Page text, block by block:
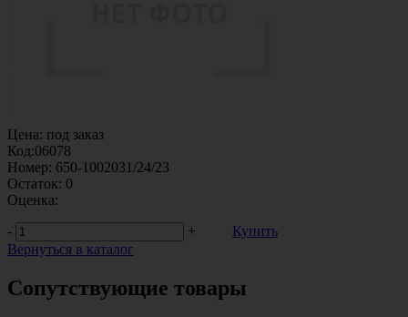
Цена: под заказ
Код:06078
Номер: 650-1002031/24/23
Остаток: 0
Оценка:
-
+
Купить
Вернуться в каталог
Сопутствующие товары